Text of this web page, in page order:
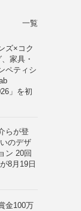
一覧
ズ×コク
家具・
ペティシ
」を初
らが登
のデザ
ン 20回
8月19日
金100万